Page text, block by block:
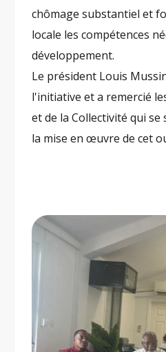
chômage substantiel et
locale les compétences
développement.
Le président Louis
l'initiative et a remercié
et de la Collectivité qui
la mise en œuvre de cet